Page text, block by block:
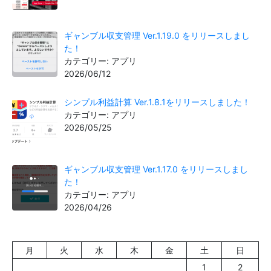
ギャンブル収支管理 Ver.1.19.0 をリリースしまし
た！
カテゴリー: アプリ
2026/06/12
シンプル利益計算 Ver.1.8.1をリリースしました！
カテゴリー: アプリ
2026/05/25
ギャンブル収支管理 Ver.1.17.0 をリリースしまし
た！
カテゴリー: アプリ
2026/04/26
月 火 水 木 金 土
日
1
2